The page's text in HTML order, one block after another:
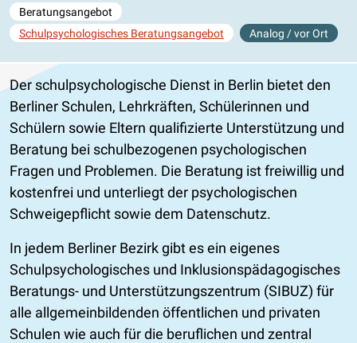
Beratungsangebot
Schulpsychologisches Beratungsangebot
Analog / vor Ort
Der schulpsychologische Dienst in Berlin bietet den
Berliner Schulen, Lehrkräften, Schülerinnen und
Schülern sowie Eltern qualifizierte Unterstützung und
Beratung bei schulbezogenen psychologischen
Fragen und Problemen. Die Beratung ist freiwillig und
kostenfrei und unterliegt der psychologischen
Schweigepflicht sowie dem Datenschutz.
In jedem Berliner Bezirk gibt es ein eigenes
Schulpsychologisches und Inklusionspädagogisches
Beratungs- und Unterstützungszentrum (SIBUZ) für
alle allgemeinbildenden öffentlichen und privaten
Schulen wie auch für die beruflichen und zentral